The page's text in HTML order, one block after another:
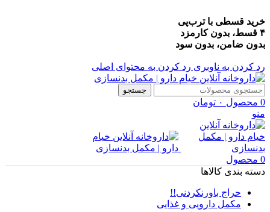
خرید قسطی با ترب‌پی
۴ قسط، بدون کارمزد
بدون ضامن، بدون سود
رد کردن به ناوبری رد کردن به محتوای اصلی
جستجو
0 محصول ۰ تومان
منو
0 محصول
دسته بندی کالاها
حراج باورنکردنی!!
مکمل دارویی و غذایی